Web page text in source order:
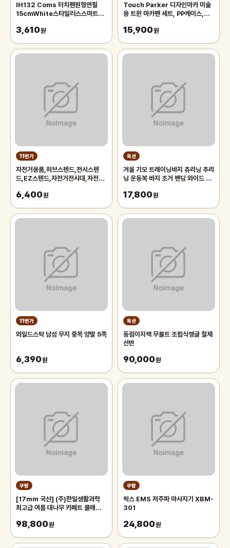
IH132 Coms 터치펜원형연필
15cmWhite스타일러스스마트폰
3,610원
Touch Parker 디자인마카 미술
용 트윈 마카펜 세트, PP케이스,
15,900원
11번가
자전거용품,허브스텐드,전시스텐
드,EZ스텐드,자전거전시대,자전거
6,400원
옥션
겨울 기모 트레이닝바지 츄리닝 추리
닝 운동복 바지 조거 밴딩 와이드 팬
17,800원
11번가
와일드스탁 남성 무지 중목 양말 5족
6,390원
옥션
동림이지랙 무볼트 조립식앵글 철제
선반
90,000원
쿠팡
[17mm 국산] (주)한일생활과학
최고급 여름 대나무 카페트 쿨매트
침대 장판 자리_두꺼운 폭신한 튼튼
98,800원
쿠팡
픽스 EMS 저주파 마사지기 XBM-
301
24,800원